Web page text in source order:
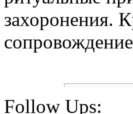
захоронения.
Follow Ups: